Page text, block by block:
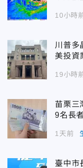
10小時
川普多
美投資
19小時
苗栗
9名長
1天前
臺中市